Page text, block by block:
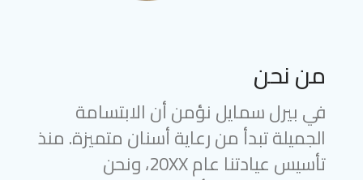
من نحن
في بيرل سمايل نؤمن أن الابتسامة
الجميلة تبدأ من رعاية أسنان متميزة. منذ
تأسيس عيادتنا عام 20XX، ونحن